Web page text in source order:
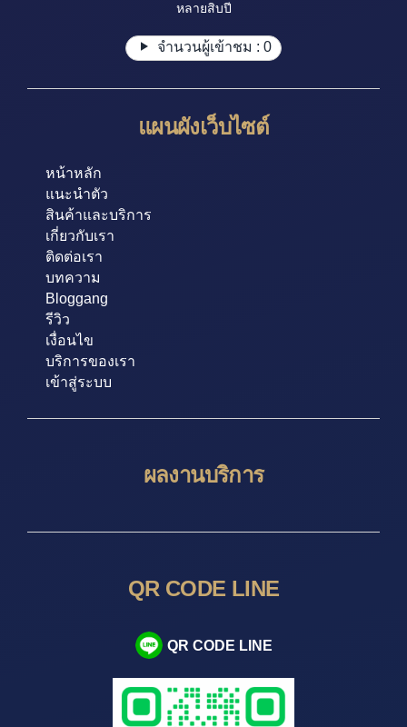
หลายสิบปี
จำนวนผู้เข้าชม : 0
แผนผังเว็บไซต์
หน้าหลัก
แนะนำตัว
สินค้าและบริการ
เกี่ยวกับเรา
ติดต่อเรา
บทความ
Bloggang
รีวิว
เงื่อนไข
บริการของเรา
เข้าสู่ระบบ
ผลงานบริการ
QR CODE LINE
QR CODE LINE